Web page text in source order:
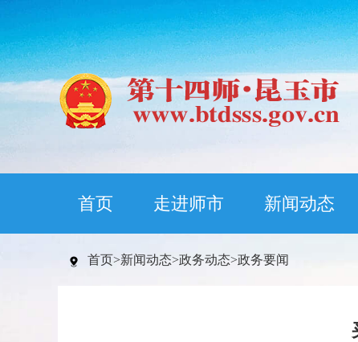
首页 走进师市 新闻动态
首页>新闻动态>政务动态>政务要闻